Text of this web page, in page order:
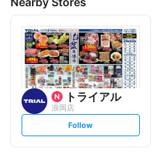
トライアル
浪岡店
s
Follow